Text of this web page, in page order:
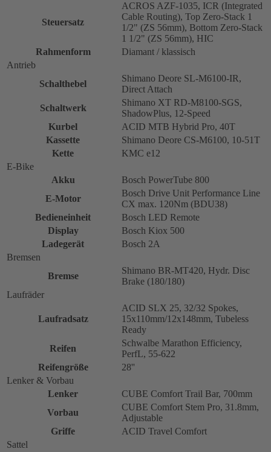
Steuersatz
ACROS AZF-1035, ICR (Integrated
Cable Routing), Top Zero-Stack 1
1/2" (ZS 56mm), Bottom Zero-Stack
1 1/2" (ZS 56mm), HIC
Rahmenform
Diamant / klassisch
Antrieb
Schalthebel
Shimano Deore SL-M6100-IR,
Direct Attach
Schaltwerk
Shimano XT RD-M8100-SGS,
ShadowPlus, 12-Speed
Kurbel
ACID MTB Hybrid Pro, 40T
Kassette
Shimano Deore CS-M6100, 10-51T
Kette
KMC e12
E-Bike
Akku
Bosch PowerTube 800
E-Motor
Bosch Drive Unit Performance Line
CX max. 120Nm (BDU38)
Bedieneinheit
Bosch LED Remote
Display
Bosch Kiox 500
Ladegerät
Bosch 2A
Bremsen
Bremse
Shimano BR-MT420, Hydr. Disc
Brake (180/180)
Laufräder
Laufradsatz
ACID SLX 25, 32/32 Spokes,
15x110mm/12x148mm, Tubeless
Ready
Reifen
Schwalbe Marathon Efficiency,
PerfL, 55-622
Reifengröße
28''
Lenker & Vorbau
Lenker
CUBE Comfort Trail Bar, 700mm
Vorbau
CUBE Comfort Stem Pro, 31.8mm,
Adjustable
Griffe
ACID Travel Comfort
Sattel